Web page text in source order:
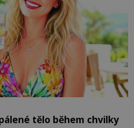
tělo během chvilky